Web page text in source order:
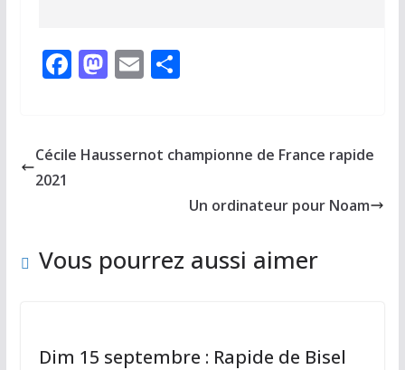
F
b
M
d
E
l
P
g
Cécile Haussernot championne de France rapide
2021
Un ordinateur pour Noam
Vous pourrez aussi aimer
Dim 15 septembre : Rapide de Bisel